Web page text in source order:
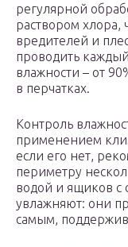
регулярной
раствором хлора,
вредителей и
проводить
влажности – от
в перчатках.
Контроль
применением
если его нет,
периметру
водой и ящиков с
увлажняют: они
самым,